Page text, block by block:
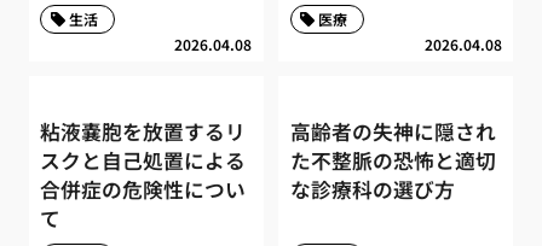
2026.04.08
生活
2026.04.08
医療
粘液嚢胞を放置するリ
スクと自己処置による
合併症の危険性につい
て
高齢者の失神に隠され
た不整脈の恐怖と適切
な診療科の選び方